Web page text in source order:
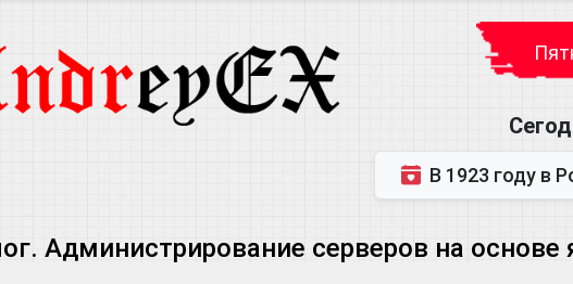
В 1923 году в Ростове-на-Дону
Администрирование серверов на основе